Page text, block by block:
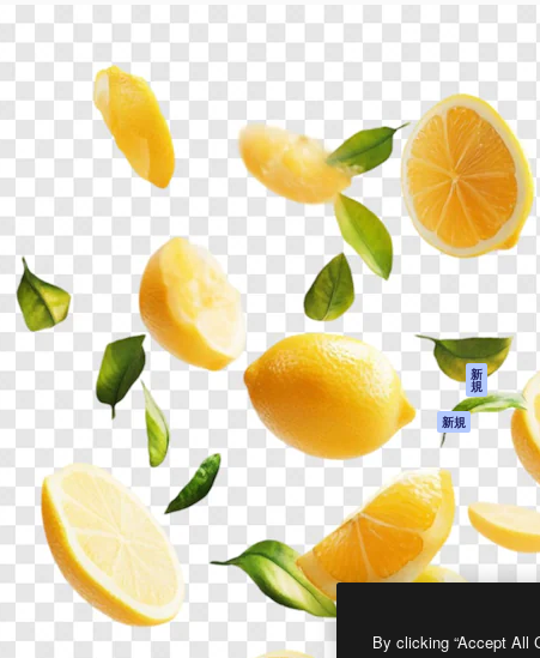
最高のクリエイティブ制作を導くためのプラ
ットフォーム。クリエイター、企業、代理
店、スタジオを含む100万人以上が利用して
います。
日本語
製品
Spaces
AI アシスタント
AI 画像生成ツール
AI 動画生成ツール
AI 音声合成ツール
ストックコンテン
ツ
Claude/ChatGPT
向けMCP
新
規
エージェント 新規
API
モバイルアプリ
すべてのMagnificツ
ール
Copyright © 2010-2026Freepik Company S.L.U.無断複写・転載を禁じます
By clicking “Accept All